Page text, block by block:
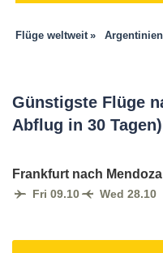
Flüge weltweit Argentinien
Günstigste Flüge
Abflug in 30 Tagen)
Frankfurt nach Mendoza
Fri 09.10 Wed 28.10